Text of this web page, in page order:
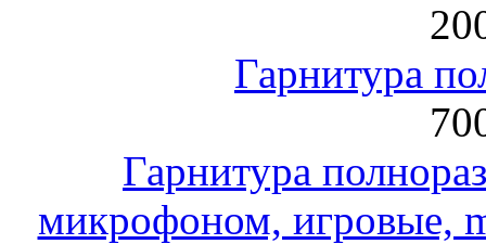
Гарнитура
Гарнитура
микрофоном, игровые,